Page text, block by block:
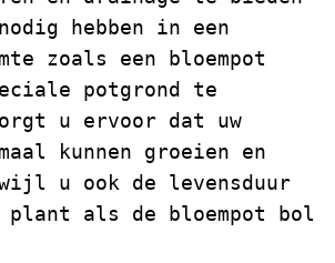
hebben in een
zoals een bloempot
potgrond te
u ervoor dat uw
kunnen groeien en
u ook de levensduur
plant als de bloempot bol